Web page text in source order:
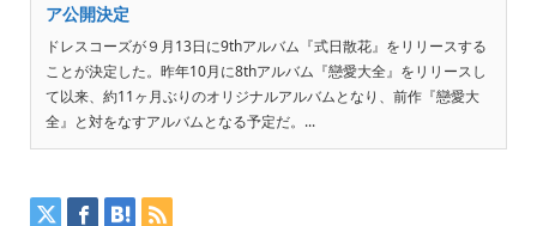
ア公開決定
ドレスコーズが９月13日に9thアルバム『式日散花』をリリースする
ことが決定した。昨年10月に8thアルバム『戀愛大全』をリリースし
て以来、約11ヶ月ぶりのオリジナルアルバムとなり、前作『戀愛大
全』と対をなすアルバムとなる予定だ。...